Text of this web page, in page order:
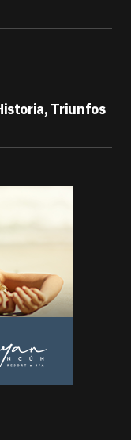
Triunfos